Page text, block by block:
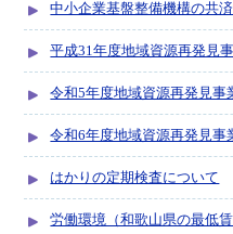
中小企業基盤整備機構の共
平成31年度地域資源再発見
令和5年度地域資源再発見事
令和6年度地域資源再発見事
はかりの定期検査について
労働環境（和歌山県の最低